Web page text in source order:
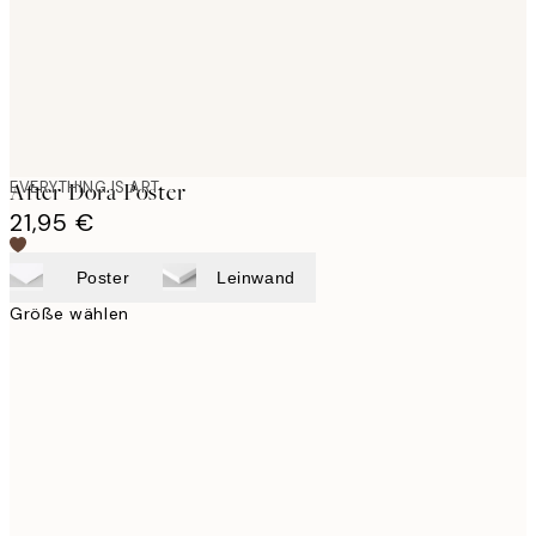
EVERYTHING IS ART
After Dora Poster
21,95 €
Poster Leinwand
Größe wählen